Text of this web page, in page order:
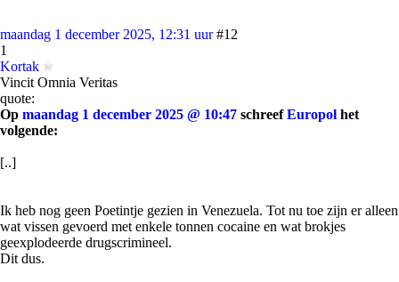
maandag 1 december 2025, 12:31 uur #12
1
Kortak
Vincit Omnia Veritas
quote:
Op maandag 1 december 2025 @ 10:47 schreefEuropol het
volgende:
[..]
Ik heb nog geen Poetintje gezien in Venezuela. Tot nu toe zijn er alleen
wat vissen gevoerd met enkele tonnen cocaine en wat brokjes
geexplodeerde drugscrimineel.
Dit dus.